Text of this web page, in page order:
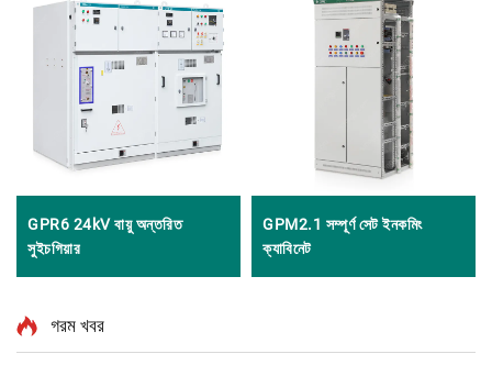
GPR6 24kV বায়ু অন্তরিত
সুইচগিয়ার
GPM2.1 সম্পূর্ণ সেট ইনকমিং
ক্যাবিনেট
গরম খবর